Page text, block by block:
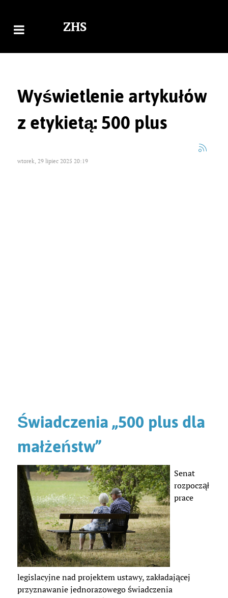
ZHS
Wyświetlenie artykułów
z etykietą: 500 plus
wtorek, 29 lipiec 2025 20:19
Świadczenia „500 plus dla
małżeństw”
Senat
rozpoczął
prace
legislacyjne nad projektem ustawy, zakładającej
przyznawanie jednorazowego świadczenia